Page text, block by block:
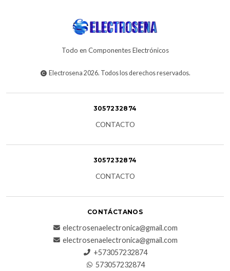
Todo en Componentes Electrónicos
Electrosena 2026. Todos los derechos reservados.
3057232874
CONTACTO
3057232874
CONTACTO
CONTÁCTANOS
electrosenaelectronica@gmail.com
electrosenaelectronica@gmail.com
+573057232874
573057232874